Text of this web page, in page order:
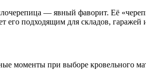
— явный фаворит. Её
его подходящим для складов,
моменты при выборе кровельного